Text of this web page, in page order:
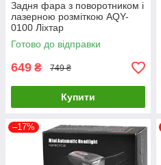
Задня фара з поворотником і
лазерною розміткою AQY-
0100 Ліхтар
Готово до відправки
649 ₴ 749 ₴
Купити
–17%